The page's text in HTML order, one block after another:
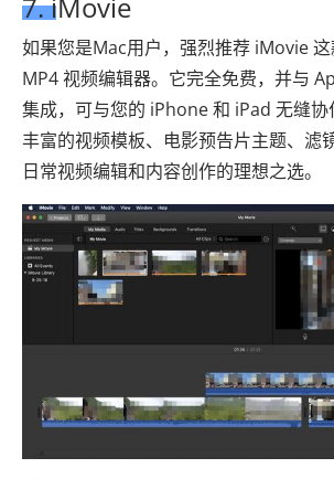
如果您是Mac用户，强烈推荐 iMovie
MP4 视频编辑器。它完全免费，并与
集成，可与您的 iPhone 和 iPad 无缝
丰富的视频模板、电影预告片主题、滤
日常视频编辑和内容创作的理想之选。